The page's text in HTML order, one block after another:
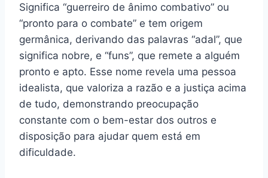
Significa “guerreiro de ânimo combativo” ou
“pronto para o combate” e tem origem
germânica, derivando das palavras “adal”, que
significa nobre, e “funs”, que remete a alguém
pronto e apto. Esse nome revela uma pessoa
idealista, que valoriza a razão e a justiça acima
de tudo, demonstrando preocupação
constante com o bem-estar dos outros e
disposição para ajudar quem está em
dificuldade.